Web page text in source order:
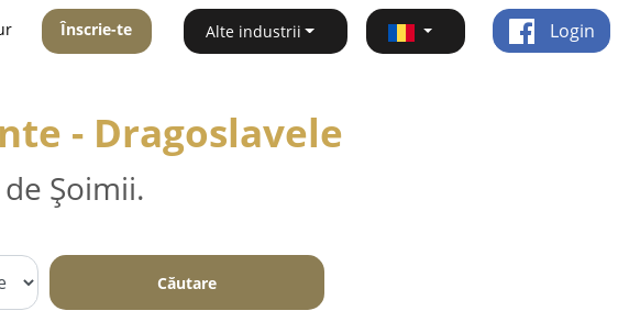
Înscrie-te Alte industrii Login
- Dragoslavele
Șoimii.
Căutare